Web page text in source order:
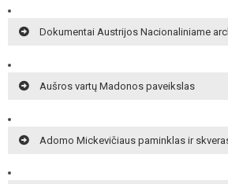
Dokumentai Austrijos Nacionaliniame
Aušros vartų Madonos paveikslas
Adomo Mickevičiaus paminklas ir